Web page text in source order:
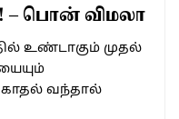
பொன் விமலா
உண்டாகும் முதல்
வந்தால்